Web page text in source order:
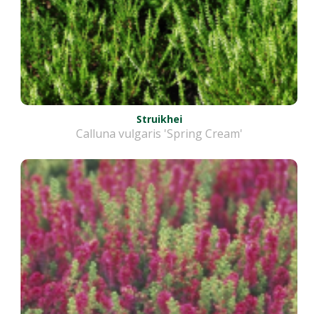
Struikhei
Calluna vulgaris 'Spring Cream'